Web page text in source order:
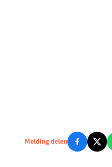
Melding delen